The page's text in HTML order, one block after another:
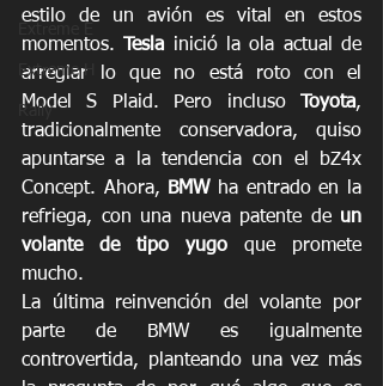
Extreme H
Rally
estilo de un avión es vital en estos
momentos.
Tesla inició la ola actual de
arreglar lo que no está roto con el
Model S Plaid. Pero incluso
Toyota,
tradicionalmente conservadora, quiso
apuntarse a la tendencia con el bZ4x
Concept. Ahora,
BMW ha entrado en la
refriega, con una nueva patente de un
volante de tipo yugo que promete
mucho.
La última reinvención del volante por
parte de BMW es igualmente
controvertida, planteando una vez más